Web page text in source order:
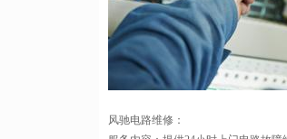
风驰电路维修：